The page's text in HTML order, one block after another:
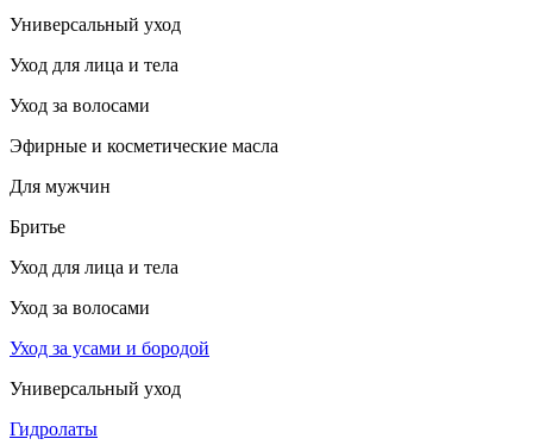
Универсальный уход
Уход для лица и тела
Уход за волосами
Эфирные и косметические масла
Для мужчин
Бритье
Уход для лица и тела
Уход за волосами
Уход за усами и бородой
Универсальный уход
Гидролаты